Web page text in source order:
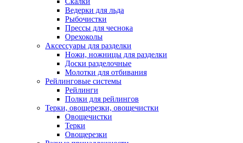
Ведерки для льда
Рыбочистки
Прессы для чеснока
Орехоколы
Аксессуары для разделки
Ножи, ножницы для разделки
Доски разделочные
Молотки для отбивания
Рейлинговые системы
Рейлинги
Полки для рейлингов
Терки, овощерезки, овощечистки
Овощечистки
Терки
Овощерезки